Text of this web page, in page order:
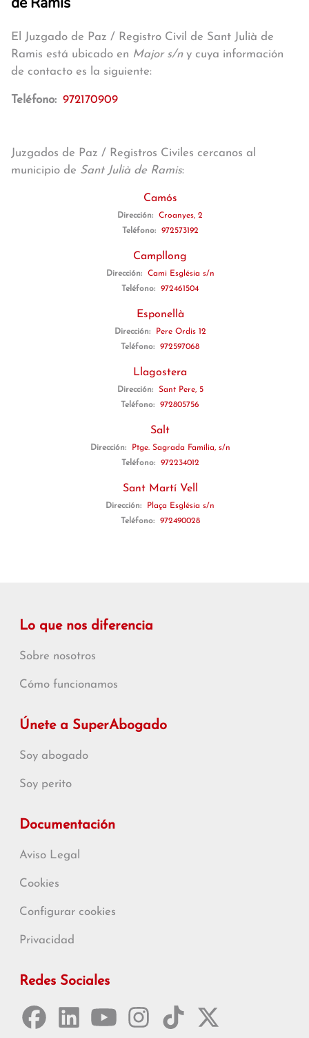
El Juzgado de Paz / Registro Civil de Sant Julià de
Ramis está ubicado en Major s/ny cuya información
de contacto es la siguiente:
Teléfono: 972170909
Juzgados de Paz / Registros Civiles cercanos al
municipio de Sant Julià de Ramis:
Camós
Dirección:
Croanyes, 2
Teléfono:
972573192
Campllong
Dirección:
Cami Església s/n
Teléfono:
972461504
Esponellà
Dirección:
Pere Ordis 12
Teléfono:
972597068
Llagostera
Dirección:
Sant Pere, 5
Teléfono:
972805756
Salt
Dirección:
Ptge. Sagrada Família, s/n
Teléfono:
972234012
Sant Martí Vell
Dirección:
Plaça Església s/n
Teléfono:
972490028
Lo que nos diferencia
Sobre nosotros
Cómo funcionamos
Únete a SuperAbogado
Soy abogado
Soy perito
Documentación
Aviso Legal
Cookies
Configurar cookies
Privacidad
Redes Sociales